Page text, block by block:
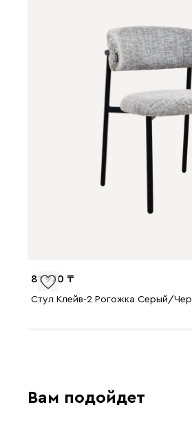
81 970
Стул Клейв-2 Рогожка Серый/
Вам подойдет